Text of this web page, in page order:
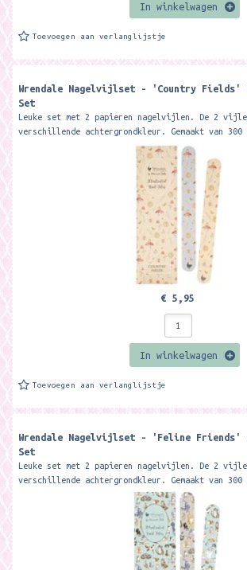
In winkelwagen
Toevoegen aan verlanglijstje
Wrendale Nagelvijlset - 'Country Fields'
Set
Leuke set met 2 papieren nagelvijlen. De 2
verschillende achtergrondkleur. Gemaakt van
€ 5,95
In winkelwagen
Toevoegen aan verlanglijstje
Wrendale Nagelvijlset - 'Feline
Set
Leuke set met 2 papieren nagelvijlen. De 2
verschillende achtergrondkleur. Gemaakt van